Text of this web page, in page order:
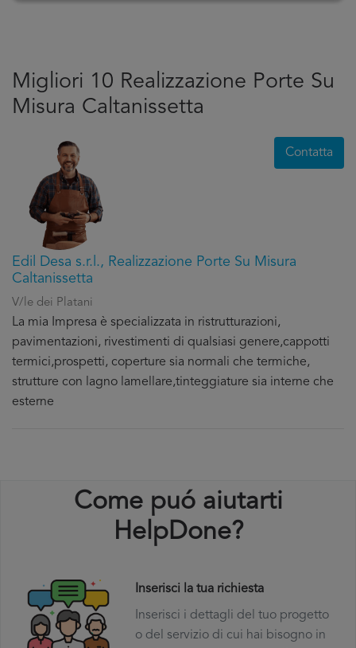
Migliori 10 Realizzazione Porte Su
Misura Caltanissetta
Edil Desa s.r.l., Realizzazione Porte Su Misura
Caltanissetta
V/le dei Platani
La mia Impresa è specializzata in ristrutturazioni,
pavimentazioni, rivestimenti di qualsiasi genere,cappotti
termici,prospetti, coperture sia normali che termiche,
strutture con lagno lamellare,tinteggiature sia interne che
esterne
Contatta
Come puó aiutarti
HelpDone?
Inserisci la tua richiesta
Inserisci i dettagli del tuo progetto
o del servizio di cui hai bisogno in